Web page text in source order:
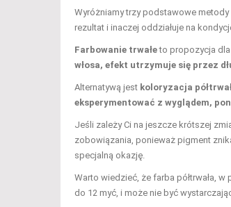
Wyróżniamy trzy podstawowe metody
rezultat i inaczej oddziałuje na
Farbowanie trwałeto propozycja dla
włosa, efekt utrzymuje się przez
Alternatywą jest koloryzacja
eksperymentować z wyglądem,
Jeśli zależy Ci na jeszcze krótszej
zobowiązania, ponieważ pigment
specjalną okazję.
Warto wiedzieć, że farba półtrwała,
do 12 myć, i może nie być